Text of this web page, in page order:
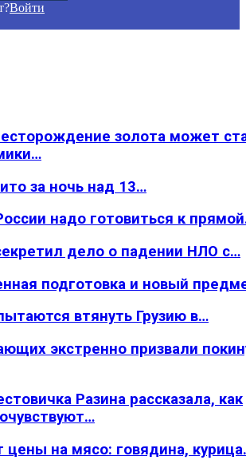
Войти
золота может
за ночь над 13…
надо готовиться к
дело о падении НЛО с…
подготовка и новый
втянуть Грузию в…
экстренно призвали
Разина рассказала, как
цены на мясо: говядина,